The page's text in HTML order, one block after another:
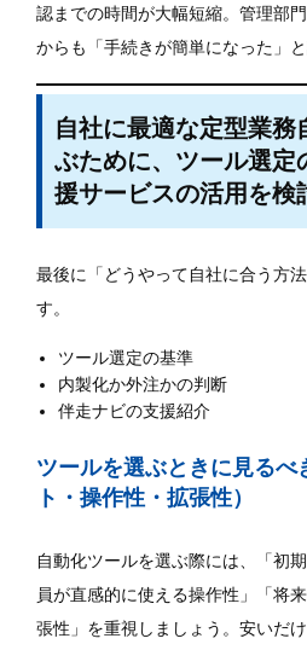
認までの時間が大幅短縮。管理部
からも「手続きが簡単になった」と
自社に最適な定型業務
ぶために、ツール選定
援サービスの活用を検
最後に「どうやって自社に合う方
す。
ツール選定の基準
内製化か外注かの判断
伴走ナビの支援紹介
ツールを選ぶときに見るべ
ト・操作性・拡張性）
自動化ツールを選ぶ際には、「初
員が直感的に使える操作性」「将
張性」を重視しましょう。安いだ